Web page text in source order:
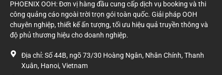
PHOENIX OOH: Đơn vị hàng đầu cung cấp dịch vụ booking và thi
công quảng cáo ngoài trời trọn gói toàn quốc. Giải pháp OOH
chuyên nghiệp, thiết kế ấn tượng, tối ưu hiệu quả truyền thông và
độ phủ thương hiệu cho doanh nghiệp.
Địa chỉ: Số 44B, ngõ 73/30 Hoàng Ngân, Nhân Chính, Thanh
Xuân, Hanoi, Vietnam